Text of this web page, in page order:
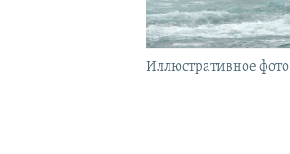
Иллюстративное фото